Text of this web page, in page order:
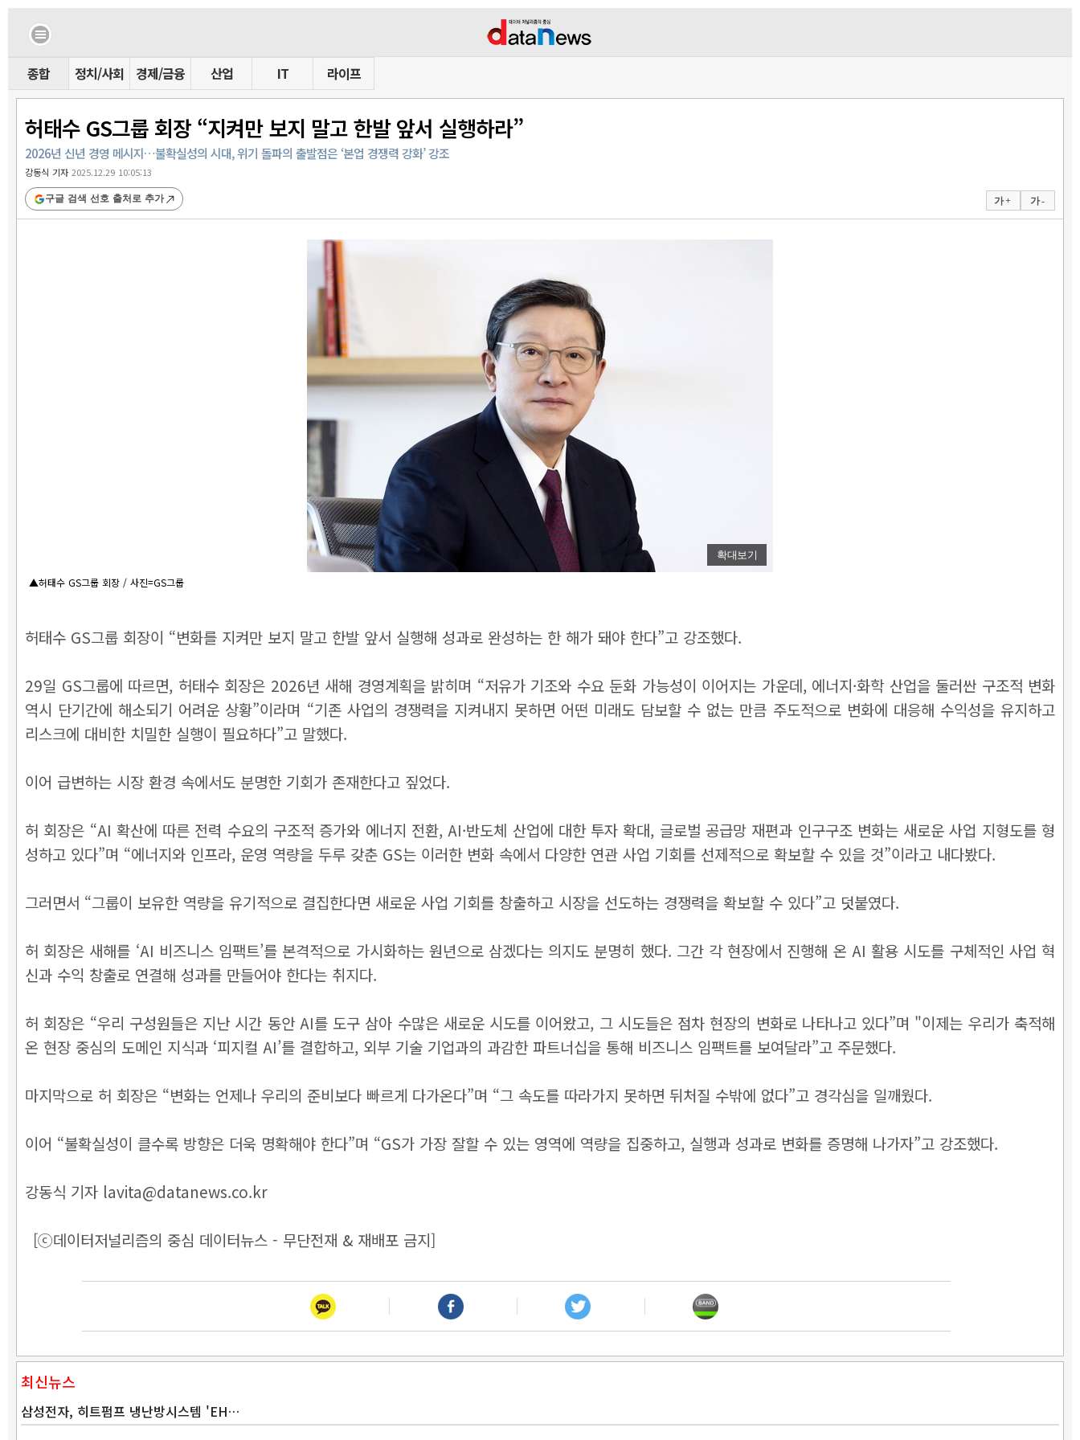
종합 정치/사회 경제/금융 산업 IT 라이프
허태수 GS그룹 회장 “지켜만 보지 말고 한발 앞서 실행하라”
2026년 신년 경영 메시지…불확실성의 시대, 위기 돌파의 출발점은 ‘본업 경쟁력 강화’ 강조
강동식 기자2025.12.29 10:05:13
가 + 가 -
구글 검색 선호 출처로 추가
확대보기
▲허태수 GS그룹 회장 / 사진=GS그룹
허태수 GS그룹 회장이 “변화를 지켜만 보지 말고 한발 앞서 실행해 성과로 완성하는 한 해가 돼야 한다”고 강조했다.
29일 GS그룹에 따르면, 허태수 회장은 2026년 새해 경영계획을 밝히며 “저유가 기조와 수요 둔화 가능성이 이어지는 가운데, 에너지·화학 산업을 둘러싼 구조적 변화
역시 단기간에 해소되기 어려운 상황”이라며 “기존 사업의 경쟁력을 지켜내지 못하면 어떤 미래도 담보할 수 없는 만큼 주도적으로 변화에 대응해 수익성을 유지하고
리스크에 대비한 치밀한 실행이 필요하다”고 말했다.
이어 급변하는 시장 환경 속에서도 분명한 기회가 존재한다고 짚었다.
허 회장은 “AI 확산에 따른 전력 수요의 구조적 증가와 에너지 전환, AI·반도체 산업에 대한 투자 확대, 글로벌 공급망 재편과 인구구조 변화는 새로운 사업 지형도를 형
성하고 있다”며 “에너지와 인프라, 운영 역량을 두루 갖춘 GS는 이러한 변화 속에서 다양한 연관 사업 기회를 선제적으로 확보할 수 있을 것”이라고 내다봤다.
그러면서 “그룹이 보유한 역량을 유기적으로 결집한다면 새로운 사업 기회를 창출하고 시장을 선도하는 경쟁력을 확보할 수 있다”고 덧붙였다.
허 회장은 새해를 ‘AI 비즈니스 임팩트’를 본격적으로 가시화하는 원년으로 삼겠다는 의지도 분명히 했다. 그간 각 현장에서 진행해 온 AI 활용 시도를 구체적인 사업 혁
신과 수익 창출로 연결해 성과를 만들어야 한다는 취지다.
허 회장은 “우리 구성원들은 지난 시간 동안 AI를 도구 삼아 수많은 새로운 시도를 이어왔고, 그 시도들은 점차 현장의 변화로 나타나고 있다”며 "이제는 우리가 축적해
온 현장 중심의 도메인 지식과 ‘피지컬 AI’를 결합하고, 외부 기술 기업과의 과감한 파트너십을 통해 비즈니스 임팩트를 보여달라”고 주문했다.
마지막으로 허 회장은 “변화는 언제나 우리의 준비보다 빠르게 다가온다”며 “그 속도를 따라가지 못하면 뒤처질 수밖에 없다”고 경각심을 일깨웠다.
이어 “불확실성이 클수록 방향은 더욱 명확해야 한다”며 “GS가 가장 잘할 수 있는 영역에 역량을 집중하고, 실행과 성과로 변화를 증명해 나가자”고 강조했다.
강동식 기자 lavita@datanews.co.kr
[ⓒ데이터저널리즘의 중심 데이터뉴스 - 무단전재 & 재배포 금지]
최신뉴스
삼성전자, 히트펌프 냉난방시스템 'EH…